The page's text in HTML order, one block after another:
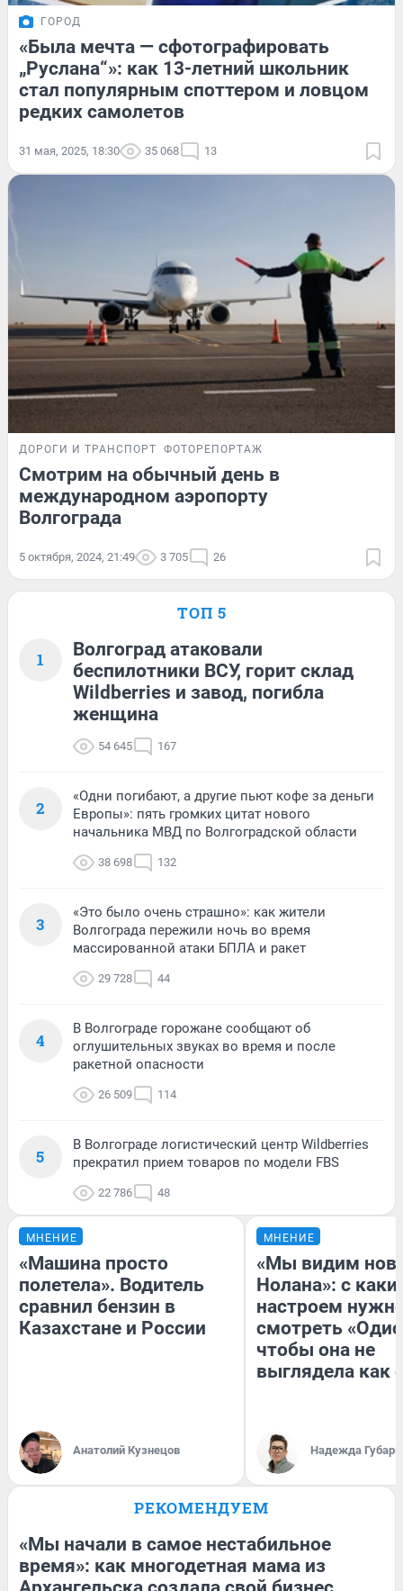
ГОРОД
«Была мечта — сфотографировать
„Руслана“»: как 13-летний школьник
стал популярным споттером и ловцом
редких самолетов
31 мая, 2025, 18:30 35 068 13
ДОРОГИ И ТРАНСПОРТ ФОТОРЕПОРТАЖ
Смотрим на обычный день в
международном аэропорту
Волгограда
5 октября, 2024, 21:49 3 705 26
ТОП 5
1
Волгоград атаковали
беспилотники ВСУ, горит склад
Wildberries и завод, погибла
женщина
54 645 167
2
«Одни погибают, а другие пьют кофе за деньги
Европы»: пять громких цитат нового
начальника МВД по Волгоградской области
38 698 132
3
«Это было очень страшно»: как жители
Волгограда пережили ночь во время
массированной атаки БПЛА и ракет
29 728 44
4
В Волгограде горожане сообщают об
оглушительных звуках во время и после
ракетной опасности
26 509 114
5
В Волгограде логистический центр Wildberries
прекратил прием товаров по модели FBS
22 786 48
МНЕНИЕ
«Машина просто
полетела». Водитель
сравнил бензин в
Казахстане и России
Анатолий Кузнецов
МНЕНИЕ
«Мы видим
Нолана»: с
настроем
смотреть
чтобы она не
выглядела как
Надежда Губарь
РЕКОМЕНДУЕМ
«Мы начали в самое нестабильное
время»: как многодетная мама из